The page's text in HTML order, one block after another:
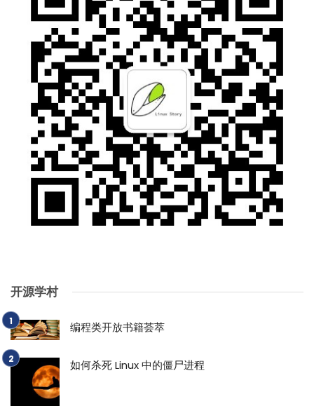
开源学村
编程类开放书籍荟萃
如何杀死 Linux 中的僵尸进程